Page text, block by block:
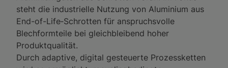
steht die industrielle Nutzung von Aluminium aus
End-of-Life‑Schrotten für anspruchsvolle
Blechformteile bei gleichbleibend hoher
Produktqualität.
Durch adaptive, digital gesteuerte Prozessketten